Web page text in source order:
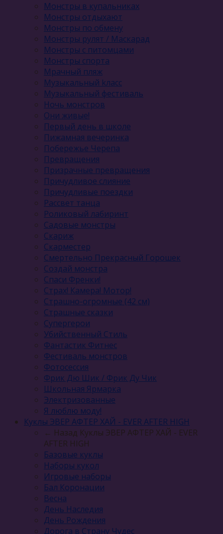
Монстры в купальниках
Монстры отдыхают
Монстры по обмену
Монстры рулят / Маскарад
Монстры с питомцами
Монстры спорта
Мрачный пляж
Музыкальный kласс
Музыкальный фестиваль
Ночь монстров
Они живые!
Первый день в школе
Пижамная вечеринка
Побережье Черепа
Превращения
Призрачные превращения
Причудливое слияние
Причудливые поездки
Рассвет танца
Роликовый лабиринт
Садовые монстры
Скариж
Скарместер
Смертельно Прекрасный Горошек
Создай монстра
Спаси Френки!
Страх! Камера! Мотор!
Страшно-огромные (42 см)
Страшные сказки
Супергерои
Убийственный Стиль
Фантастик Фитнес
Фестиваль монстров
Фотосессия
Фрик Дю Шик / Фрик Ду Чик
Школьная Ярмарка
Электризованные
Я люблю моду!
Куклы ЭВЕР АФТЕР ХАЙ - EVER AFTER HIGH
← Назад Куклы ЭВЕР АФТЕР ХАЙ - EVER
AFTER HIGH
Базовые куклы
Наборы кукол
Игровые наборы
Бал Коронации
Весна
День Наследия
День Рождения
Дорога в Страну Чудес